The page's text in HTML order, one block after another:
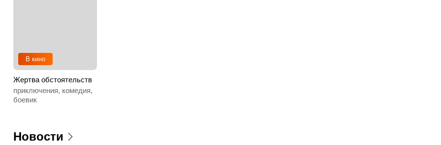
В кино
Жертва обстоятельств
приключения, комедия,
боевик
Новости